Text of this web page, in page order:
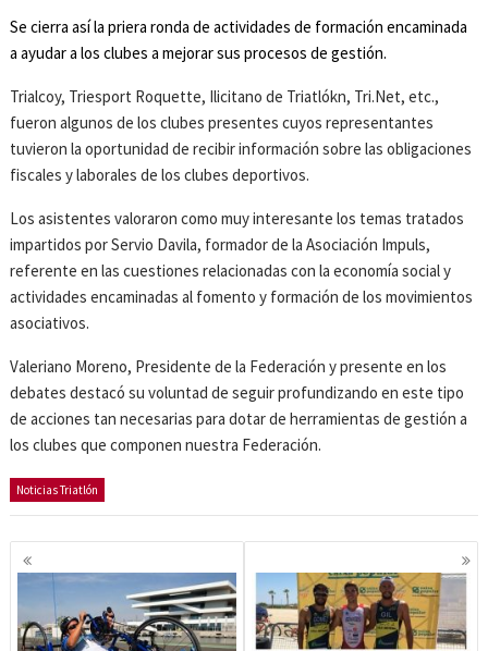
Se cierra así la priera ronda de actividades de formación encaminada
a ayudar a los clubes a mejorar sus procesos de gestión.
Trialcoy, Triesport Roquette, Ilicitano de Triatlókn, Tri.Net, etc.,
fueron algunos de los clubes presentes cuyos representantes
tuvieron la oportunidad de recibir información sobre las obligaciones
fiscales y laborales de los clubes deportivos.
Los asistentes valoraron como muy interesante los temas tratados
impartidos por Servio Davila, formador de la Asociación Impuls,
referente en las cuestiones relacionadas con la economía social y
actividades encaminadas al fomento y formación de los movimientos
asociativos.
Valeriano Moreno, Presidente de la Federación y presente en los
debates destacó su voluntad de seguir profundizando en este tipo
de acciones tan necesarias para dotar de herramientas de gestión a
los clubes que componen nuestra Federación.
Noticias Triatlón
Navegación
de
entradas